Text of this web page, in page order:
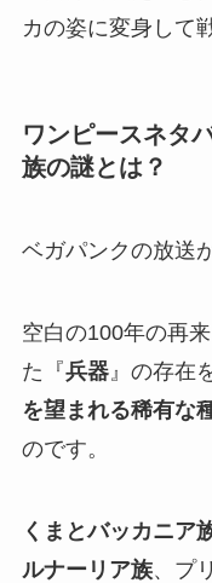
カの姿に変身して
ワンピースネタ
族の謎とは？
ベガパンクの放送
空白の100年の再
た『兵器』の存在
を望まれる稀有な
のです。
くまとバッカニア
ルナーリア族、プ